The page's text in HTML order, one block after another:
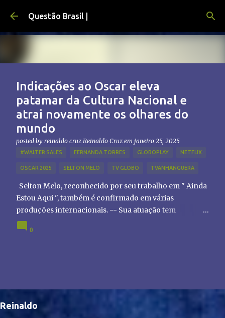
Pular para o conteúdo principal
Questão Brasil |
Indicações ao Oscar eleva
patamar da Cultura Nacional e
atrai novamente os olhares do
mundo
posted by reinaldo cruz Reinaldo Cruz em janeiro 25, 2025
#WALTER SALES FERNANDA TORRES GLOBOPLAY NETFLIX
OSCAR 2025 SELTON MELO TV GLOBO TVANHANGUERA
Selton Melo, reconhecido por seu trabalho em " Ainda
Estou Aqui ", também é confirmado em várias
produções internacionais. -- Sua atuação tem
chamado atenção de diretores e produtores fora do
Brasil, abrindo portas para novas oportunidades no
0
Reinaldo